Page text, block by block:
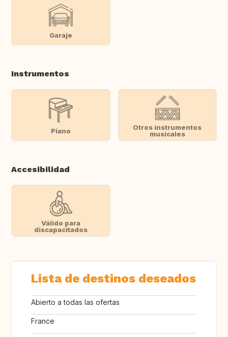
Garaje
Instrumentos
Piano
Otros instrumentos
musicales
Accesibilidad
Válido para
discapacitados
Lista de destinos deseados
Abierto a todas las ofertas
France